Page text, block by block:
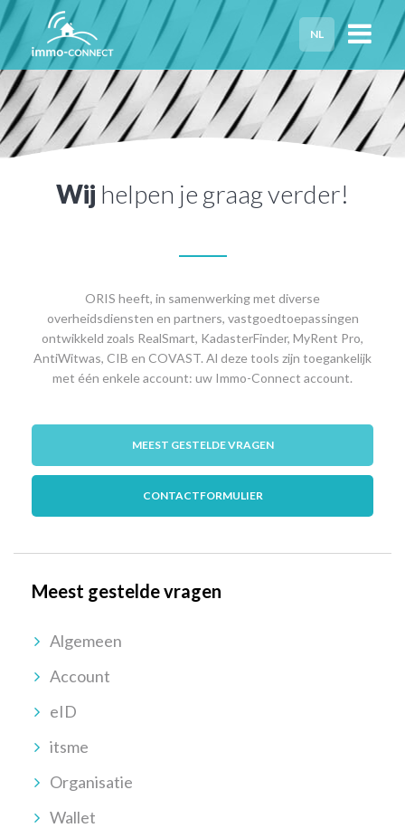
NL
HOME
PRIVACY
Wij helpen je graag verder!
ORIS heeft, in samenwerking met diverse
overheidsdiensten en partners, vastgoedtoepassingen
ontwikkeld zoals RealSmart, KadasterFinder, MyRent Pro,
AntiWitwas, CIB en COVAST. Al deze tools zijn toegankelijk
met één enkele account: uw Immo-Connect account.
MEEST GESTELDE VRAGEN
CONTACTFORMULIER
Meest gestelde vragen
Algemeen
Account
eID
itsme
Organisatie
Wallet